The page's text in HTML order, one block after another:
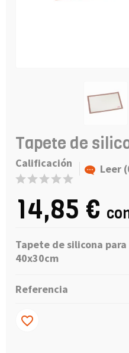
Tapete de
Calificación Leer
14,85 €
Tapete de silicona
40x30cm
Referencia
favorite_border